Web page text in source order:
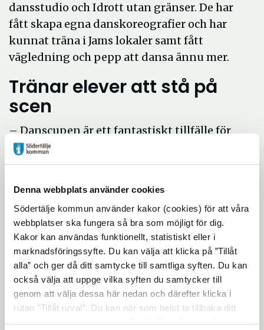
Denna webbplats använder cookies
Södertälje kommun använder kakor (cookies) för att våra
webbplatser ska fungera så bra som möjligt för dig.
Kakor kan användas funktionellt, statistiskt eller i
marknadsföringssyfte. Du kan välja att klicka på ”Tillåt
alla” och ger då ditt samtycke till samtliga syften. Du kan
också välja att uppge vilka syften du samtycker till
genom att välja dessa här nedan och därefter klicka i
rutan ”Tillåt urval”. Du kan när som helst ta tillbaka ditt
dansstudio och Idrott utan gränser. De har
fått skapa egna danskoreografier och har
kunnat träna i Jams lokaler samt fått
vägledning och pepp att dansa ännu mer.
Tränar elever att stå på
scen
– Danscupen är ett fantastiskt tillfälle för
Södertäljes elever att våga stå på scen inför
andra och känna glädje och stolthet i sig
event. De står i fokus och får uttrycka sig på
sitt unika sätt genom dans och annat! Det
är alltid fartfyllt och förväntansfullt på
eventet och både lärare och elever tycker det
är väldigt kul att vara med, säger Admir
Lukacevic, grundare för Idrott utan gränser.
Tävlade gjorde deltagarna i två olika